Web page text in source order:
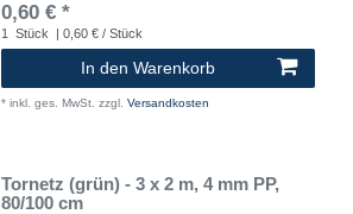
0,60 € *
1 Stück | 0,60 € / Stück
In den Warenkorb
* inkl. ges. MwSt. zzgl. Versandkosten
Tornetz (grün) - 3 x 2 m, 4 mm PP,
80/100 cm